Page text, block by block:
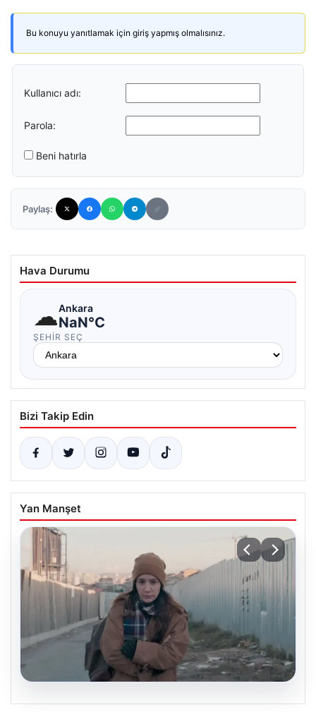
Bu konuyu yanıtlamak için giriş yapmış olmalısınız.
Kullanıcı adı:
Parola:
Beni hatırla
Paylaş:
Hava Durumu
☁Ankara
NaN°C
ŞEHIR SEÇ
Bizi Takip Edin
Yan Manşet
05.08.2026